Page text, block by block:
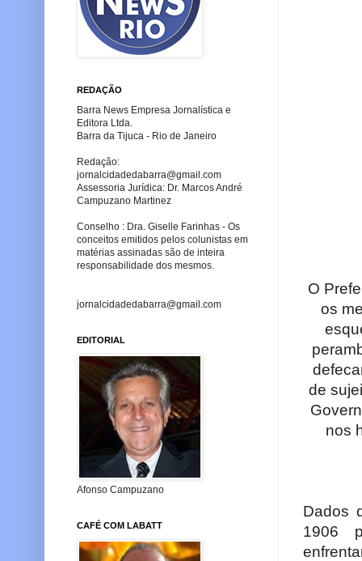
O
os
de
nos
Dados
1906
REDAÇÃO
Barra News Empresa Jornalística e
Editora Ltda.
Barra da Tijuca - Rio de Janeiro
Redação:
jornalcidadedabarra@gmail.com
Assessoria Jurídica: Dr. Marcos André
Campuzano Martinez
Conselho : Dra. Giselle Farinhas - Os
conceitos emitidos pelos colunistas em
matérias assinadas são de inteira
responsabilidade dos mesmos.
jornalcidadedabarra@gmail.com
EDITORIAL
Afonso Campuzano
CAFÉ COM LABATT